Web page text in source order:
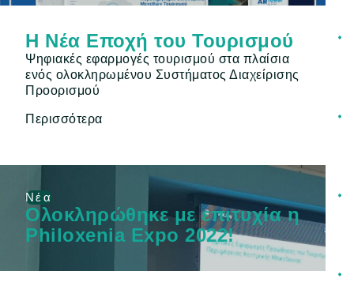
Η Νέα Εποχή του Τουρισμού
Ψηφιακές εφαρμογές τουρισμού στα πλαίσια
ενός ολοκληρωμένου Συστήματος Διαχείρισης
Προορισμού
Περισσότερα
Νέα
Ολοκληρώθηκε με επιτυχία η
Philoxenia Expo 2022!